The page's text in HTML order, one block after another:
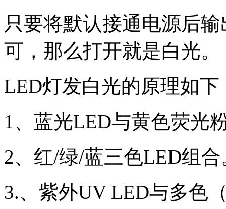
只要将默认接通电源后
可，那么打开就是白光。
LED灯发白光的原理如下
1、蓝光LED与黄色荧光
2、红/绿/蓝三色LED组合
3.、紫外UV LED与多色